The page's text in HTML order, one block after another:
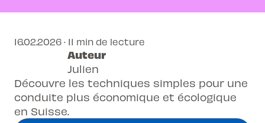
Découvre les techniques simples pour une
conduite plus économique et écologique
en Suisse.
16.02.2026 · 11 min de lecture
Auteur
Julien